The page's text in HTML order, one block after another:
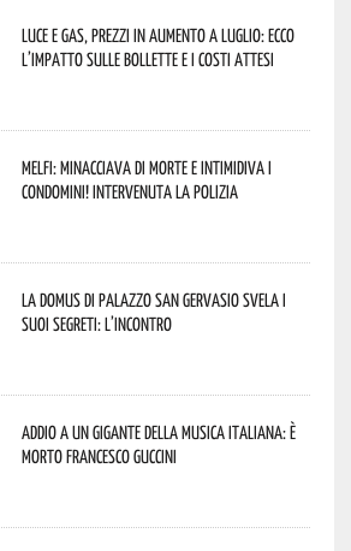
Luce e gas, prezzi in aumento a luglio: ecco
l’impatto sulle bollette e i costi attesi
Melfi: minacciava di morte e intimidiva i
condomini! Intervenuta la Polizia
La Domus di Palazzo San Gervasio svela i
suoi segreti: l’incontro
Addio a un gigante della musica italiana: è
morto Francesco Guccini